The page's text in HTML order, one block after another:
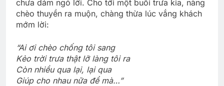
chưa dám ngỏ lời. Cho tới một buổi trưa kia, nàng
chèo thuyền ra muộn, chàng thừa lúc vắng khách
mớm lời:
“Ai ơi chèo chống tôi sang
Kẻo trời trưa thật lỡ làng tôi ra
Còn nhiều qua lại, lại qua
Giúp cho nhau nữa để mà…”